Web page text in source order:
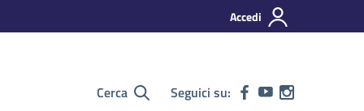
Accedi
Cerca Seguici su: